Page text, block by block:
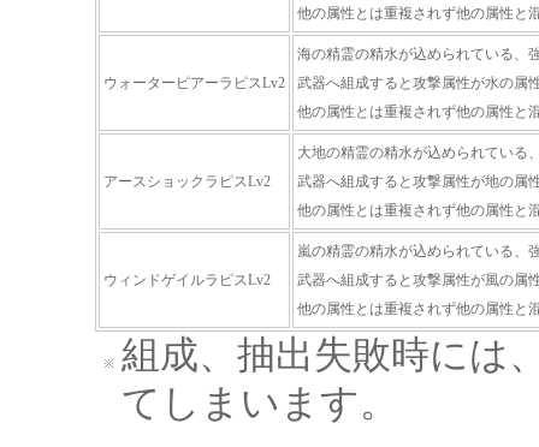
他の属性とは重複されず他の属性と
ウォーターピアーラピスLv2
海の精霊の精水が込められている、
武器へ組成すると攻撃属性が水の属
他の属性とは重複されず他の属性と
アースショックラピスLv2
大地の精霊の精水が込められている
武器へ組成すると攻撃属性が地の属
他の属性とは重複されず他の属性と
ウィンドゲイルラピスLv2
嵐の精霊の精水が込められている、
武器へ組成すると攻撃属性が風の属
他の属性とは重複されず他の属性と
組成、抽出失敗時には
てしまいます。